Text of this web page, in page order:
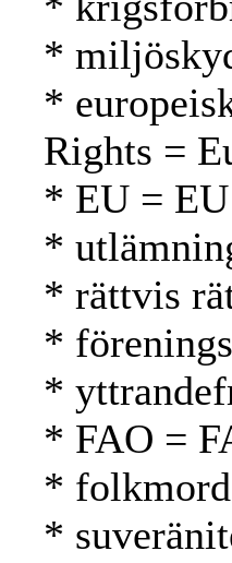
*
*
Rights =
* EU =
*
* rättvis
*
*
* FAO =
* folkmord
*